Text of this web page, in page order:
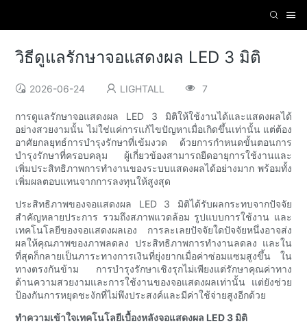
วิธีดูแลรักษาจอแสดงผล LED 3 มิติ
2026-06-24 LIGHTALL 7
การดูแลรักษาจอแสดงผล LED 3 มิติให้ใช้งานได้และแสดงผลได้
อย่างสวยงามนั้น ไม่ใช่แค่การแก้ไขปัญหาเมื่อเกิดขึ้นเท่านั้น แต่ต้อง
อาศัยกลยุทธ์การบำรุงรักษาที่เข้มงวด ด้วยการกำหนดขั้นตอนการ
บำรุงรักษาที่ครอบคลุม ผู้เกี่ยวข้องสามารถยืดอายุการใช้งานและ
เพิ่มประสิทธิภาพการทำงานของระบบแสดงผลได้อย่างมาก พร้อมทั้ง
เพิ่มผลตอบแทนจากการลงทุนให้สูงสุด
ประสิทธิภาพของจอแสดงผล LED 3 มิติได้รับผลกระทบจากปัจจัย
สำคัญหลายประการ รวมถึงสภาพแวดล้อม รูปแบบการใช้งาน และ
เทคโนโลยีของจอแสดงผลเอง การละเลยปัจจัยใดปัจจัยหนึ่งอาจส่ง
ผลให้คุณภาพของภาพลดลง ประสิทธิภาพการทำงานลดลง และใน
ที่สุดก็กลายเป็นภาระทางการเงินที่ยุ่งยากเมื่อค่าซ่อมแซมสูงขึ้น ใน
ทางตรงกันข้าม การบำรุงรักษาเชิงรุกไม่เพียงแต่รักษาคุณค่าทาง
ด้านความสวยงามและการใช้งานของจอแสดงผลเท่านั้น แต่ยังช่วย
ป้องกันการหยุดชะงักที่ไม่พึงประสงค์และมีค่าใช้จ่ายสูงอีกด้วย
ทำความเข้าใจเทคโนโลยีเบื้องหลังจอแสดงผล LED 3 มิติ